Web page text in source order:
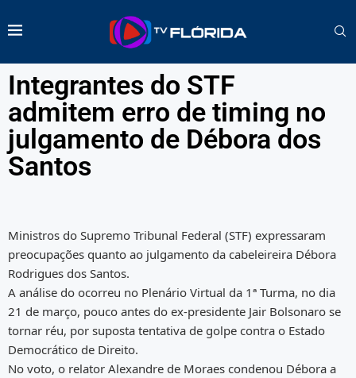
Integrantes do STF
admitem erro de timing no
julgamento de Débora dos
Santos
Ministros do Supremo Tribunal Federal (STF) expressaram
preocupações quanto ao julgamento da cabeleireira Débora
Rodrigues dos Santos.
A análise do ocorreu no Plenário Virtual da 1ª Turma, no dia
21 de março, pouco antes do ex-presidente Jair Bolsonaro se
tornar réu, por suposta tentativa de golpe contra o Estado
Democrático de Direito.
No voto, o relator Alexandre de Moraes condenou Débora a